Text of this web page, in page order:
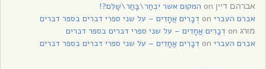
אברהם דיין
המקום אשר יִבְחַר\בָּחַר\שָׁלֵם?!
אברם העברי
דְבָרִים אֲחָדִים – על שני ספרי דברים בספר דברים
מורג
דְבָרִים אֲחָדִים – על שני ספרי דברים בספר דברים
אברם העברי
דְבָרִים אֲחָדִים – על שני ספרי דברים בספר דברים